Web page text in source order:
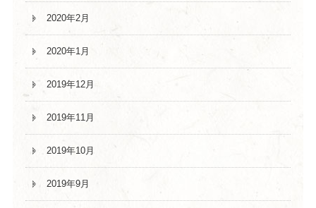
2020年2月
2020年1月
2019年12月
2019年11月
2019年10月
2019年9月